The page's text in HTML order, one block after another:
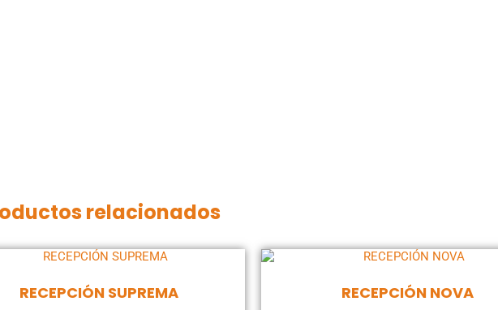
relacionados
RECEPCIÓN SUPREMA RECEPCIÓN NOVA